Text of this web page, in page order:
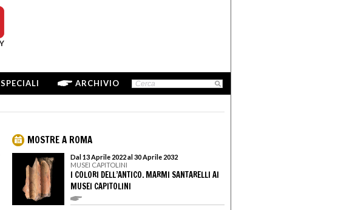
SPECIALI ARCHIVIO
MOSTRE A ROMA
Dal 13 Aprile 2022 al 30 Aprile 2032
MUSEI CAPITOLINI
I COLORI DELL’ANTICO. MARMI SANTARELLI AI
MUSEI CAPITOLINI